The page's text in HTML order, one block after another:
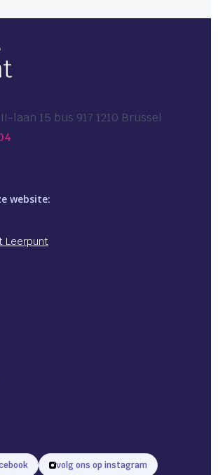
laan 15 bus 917 1210 Brussel
website:
Leerpunt
volg ons op instagram